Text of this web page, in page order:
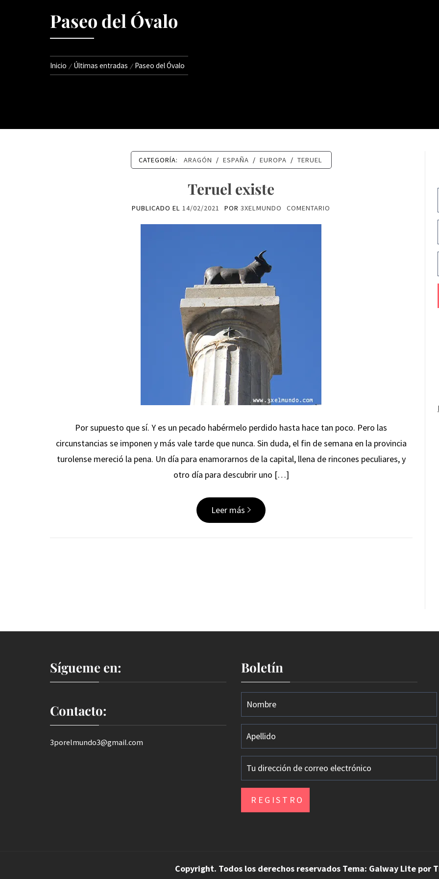
Paseo del Óvalo
Inicio Últimas entradas Paseo del Óvalo
CATEGORÍA: ARAGÓN / ESPAÑA / EUROPA / TERUEL
Teruel existe
PUBLICADO EL14/02/2021 POR3XELMUNDO COMENTARIO
Por supuesto que sí. Y es un pecado habérmelo perdido hasta hace tan poco. Pero las
circunstancias se imponen y más vale tarde que nunca. Sin duda, el fin de semana en la provincia
turolense mereció la pena. Un día para enamorarnos de la capital, llena de rincones peculiares, y
otro día para descubrir uno […]
Leer más
Sígueme en:
Contacto:
3porelmundo3@gmail.com
Boletín
Copyright. Todos los derechos reservados Tema: Galway Lite por